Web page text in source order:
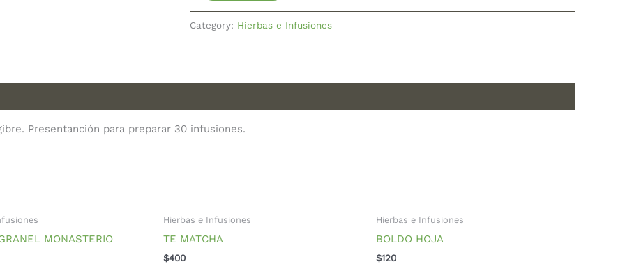
Category: Hierbas e Infusiones
Presentanción para preparar 30 infusiones.
MONASTERIO
Hierbas e Infusiones
TE MATCHA
$400
Hierbas e Infusiones
BOLDO HOJA
$120